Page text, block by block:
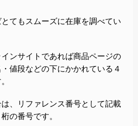
てもスムーズに在庫を調べてい
ンサイトであれば商品ページの
値段などの下にかかれている４
、リファレンス番号として記載
の番号です。